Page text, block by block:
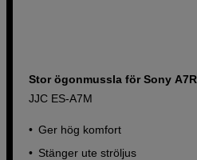
Stor ögonmussla för Sony A7R
JJC ES-A7M
Ger hög komfort
Stänger ute ströljus